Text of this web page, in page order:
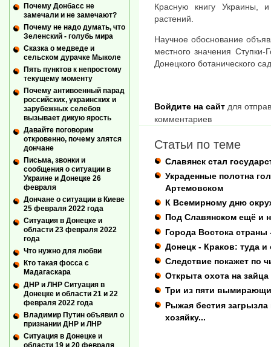
Красную книгу Украины,
растений.
Научное обоснование
местного значения Ступки-
Донецкого ботанического
Войдите на сайт для
комментариев
Статьи по теме
Славянск стал
Украденные полотна
Артемовском
К Всемирному дню
Под Славянском ещё и
Города Востока страны
Донецк - Краков: туда и
Следствие покажет по
Открыта охота на зайца
Три из пяти
Рыжая бестия загрызла
хозяйку...
Почему Донбасс не
замечали и не замечают?
Почему не надо думать, что
Зеленский - голубь мира
Сказка о медведе и
сельском дурачке Мыколе
Пять пунктов к непростому
текущему моменту
Почему антивоенный парад
российских, украинских и
зарубежных селебов
вызывает дикую ярость
Давайте поговорим
откровенно, почему злятся
дончане
Письма, звонки и
сообщения о ситуации в
Украине и Донецке 26
февраля
Дончане о ситуации в Киеве
25 февраля 2022 года
Ситуация в Донецке и
области 23 февраля 2022
года
Что нужно для любви
Кто такая фосса с
Мадагаскара
ДНР и ЛНР Ситуация в
Донецке и области 21 и 22
февраля 2022 года
Владимир Путин объявил о
признании ДНР и ЛНР
Ситуация в Донецке и
области 19 и 20 февраля